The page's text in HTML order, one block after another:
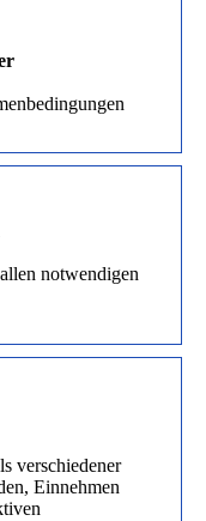
notwendigen
verschiedener
Einnehmen